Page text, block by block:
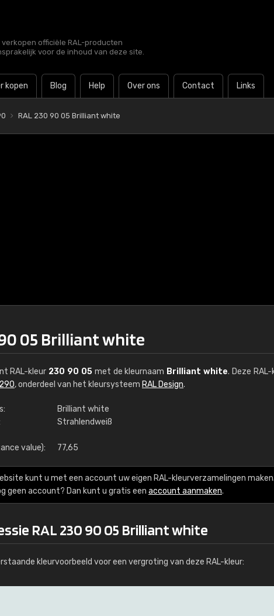
officiële RAL-producten
voor de inhoud van deze site.
kopen Blog Help Over ons Contact Links
RAL 230 90 05 Brilliant white
05 Brilliant white
RAL-kleur 230 90 05met de kleurnaam Brilliant white. Deze
, onderdeel van het kleursysteem RAL Design.
Brilliant white
Strahlendweiß
value): 77,65
kunt u met een account uw eigen RAL-kleurverzamelingen maken.
geen account? Dan kunt u gratis een account aanmaken.
RAL 230 90 05 Brilliant white
kleurvoorbeeld voor een vergroting van deze RAL-kleur:
RAL K7